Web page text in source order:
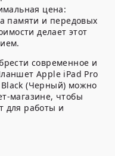
цена:
памяти и передовых
делает этот
современное и
Apple iPad Pro
Black (Черный) можно
магазине, чтобы
для работы и